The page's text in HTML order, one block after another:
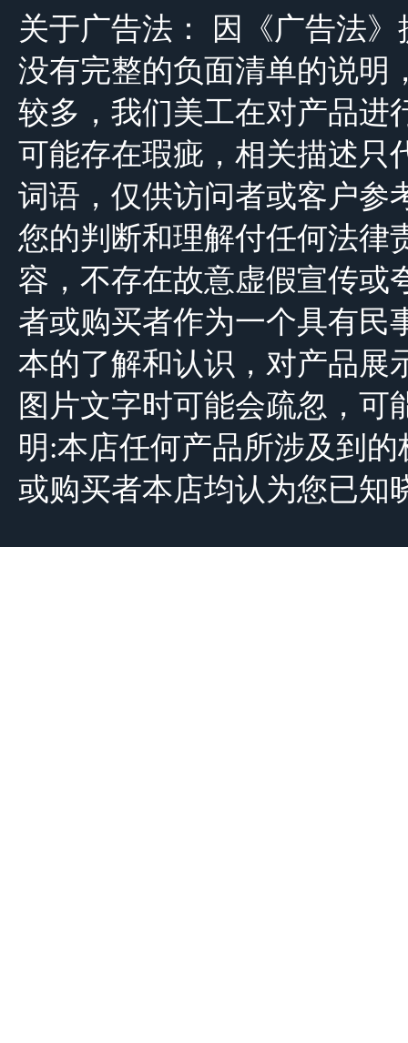
关于广告法： 因《广告法
没有完整的负面清单的说明
较多，我们美工在对产品进
可能存在瑕疵，相关描述只
词语，仅供访问者或客户参
您的判断和理解付任何法律
容，不存在故意虚假宣传或
者或购买者作为一个具有民
本的了解和认识，对产品展
图片文字时可能会疏忽，可
明:本店任何产品所涉及到
或购买者本店均认为您已知